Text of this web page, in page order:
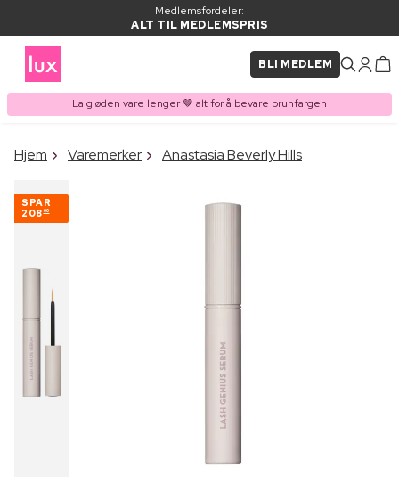
Medlemsfordeler:
ALT TIL MEDLEMSPRIS
BLI MEDLEM
La gløden vare lenger 🤎 alt for å bevare brunfargen
VARE LAGT I
Kjøpes ofte sammen med
Hjem Varemerker Anastasia Beverly Hills
SPAR
208 00